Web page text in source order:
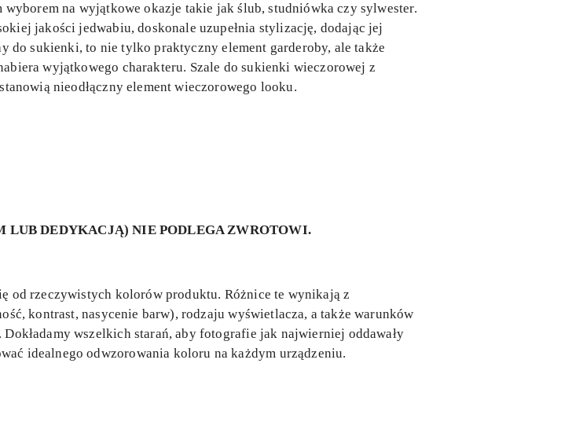
na wyjątkowe okazje takie jak ślub, studniówka czy sylwester.
jakości jedwabiu, doskonale uzupełnia stylizację, dodając jej
do sukienki, to nie tylko praktyczny element garderoby, ale także
wyjątkowego charakteru. Szale do sukienki wieczorowej z
nieodłączny element wieczorowego looku.
LUB DEDYKACJĄ) NIE PODLEGA ZWROTOWI.
od rzeczywistych kolorów produktu. Różnice te wynikają z
kontrast, nasycenie barw), rodzaju wyświetlacza, a także warunków
wszelkich starań, aby fotografie jak najwierniej oddawały
idealnego odwzorowania koloru na każdym urządzeniu.